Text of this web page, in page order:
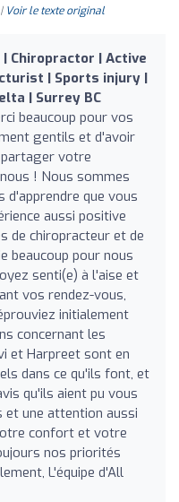
Voir le texte original
Chiropractor | Active
| Sports injury |
| Surrey BC
beaucoup pour vos
gentils et d'avoir
votre
! Nous sommes
d'apprendre que vous
aussi positive
de chiropracteur et de
beaucoup pour nous
senti(e) à l'aise et
vos rendez-vous,
initialement
concernant les
et Harpreet sont en
dans ce qu'ils font, et
qu'ils aient pu vous
et une attention aussi
confort et votre
nos priorités
L'équipe d'All